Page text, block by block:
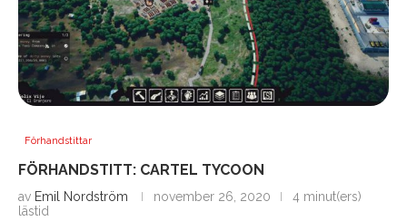
Förhandstittar
FÖRHANDSTITT: CARTEL TYCOON
av Emil Nordström november 26, 2020
4 minut(ers)
lästid